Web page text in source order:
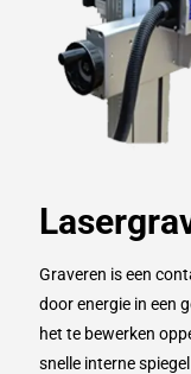
Graveren is een
door energie in een
het te bewerken
snelle interne